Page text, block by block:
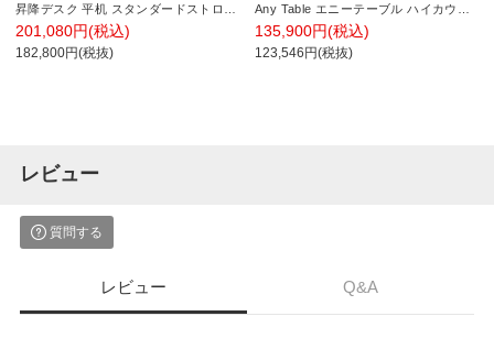
昇降デスク 平机 スタンダードストロー
ク スクエアエッジ 342ANA 幅1800×奥
行600×高さ650～1250mm 電動昇降デ
スク スタンディングデスク パソコンデ
201,080円(税込)
182,800円(税抜)
Any Table エニーテーブル ハイカウン
ター 2本キャスター脚 角形 幅1200×奥
行600×高さ1000mm TAN-CK1206H1
コクヨ
135,900円(税込)
123,546円(税抜)
レビュー
質問する
レビュー Q&A